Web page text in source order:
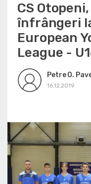
CS
înfrângeri
European
League -
Petre O.
16.12.2019